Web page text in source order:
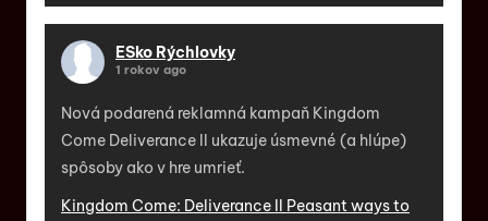
ESko Rýchlovky
1 rokov ago
Nová podarená reklamná kampaň Kingdom
Come Deliverance II ukazuje úsmevné (a hlúpe)
spôsoby ako v hre umrieť.
Kingdom Come: Deliverance II Peasant ways to